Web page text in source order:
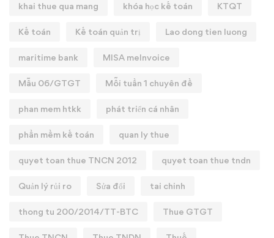
khai thue qua mang khóa học kế toán KTQT
Kế toán Kế toán quản trị Lao dong tien luong
maritime bank MISA meInvoice
Mẫu 06/GTGT Mỗi tuần 1 chuyên đề
phan mem htkk phát triển cá nhân
phần mềm kế toán quan ly thue
quyet toan thue TNCN 2012 quyet toan thue tndn
Quản lý rủi ro Sửa đổi tai chinh
thong tu 200/2014/TT-BTC Thue GTGT